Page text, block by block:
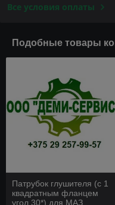
Все условия оплаты
Подобные товары
Патрубок глушителя (с 1
квадратным фланцем
угол 30*) для МАЗ